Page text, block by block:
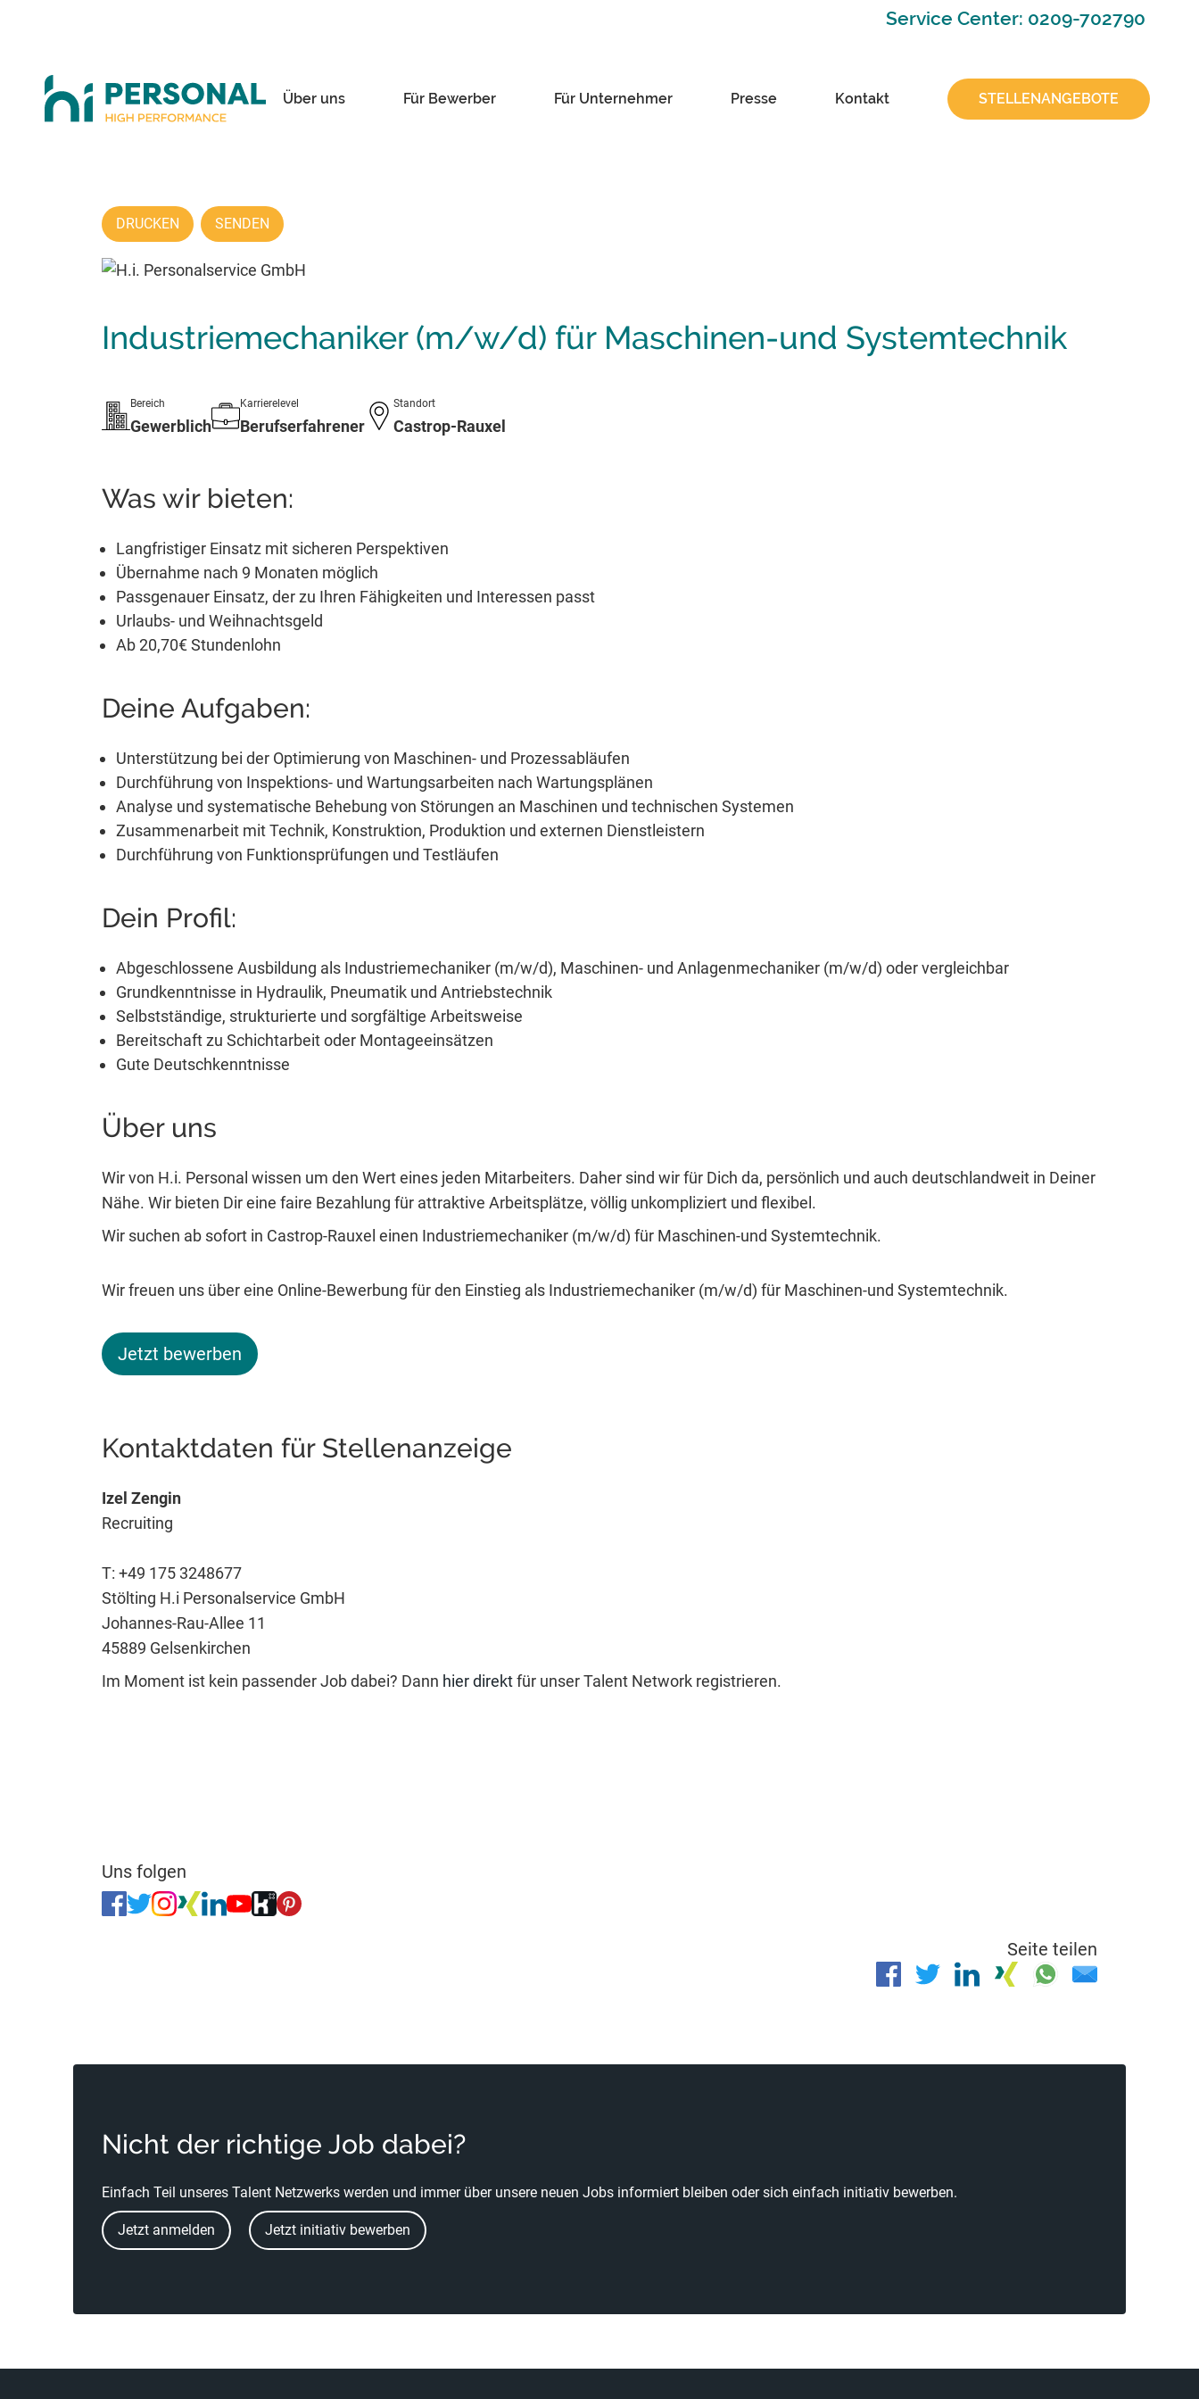
Service Center: 0209-702790
Über uns Für Bewerber Für Unternehmer Presse Kontakt STELLENANGEBOTE
DRUCKEN SENDEN
Industriemechaniker (m/w/d) für Maschinen-und Systemtechnik
Bereich
Gewerblich
Karrierelevel
Berufserfahrener
Standort
Castrop-Rauxel
Was wir bieten:
Langfristiger Einsatz mit sicheren Perspektiven
Übernahme nach 9 Monaten möglich
Passgenauer Einsatz, der zu Ihren Fähigkeiten und Interessen passt
Urlaubs- und Weihnachtsgeld
Ab 20,70€ Stundenlohn
Deine Aufgaben:
Unterstützung bei der Optimierung von Maschinen- und Prozessabläufen
Durchführung von Inspektions- und Wartungsarbeiten nach Wartungsplänen
Analyse und systematische Behebung von Störungen an Maschinen und technischen Systemen
Zusammenarbeit mit Technik, Konstruktion, Produktion und externen Dienstleistern
Durchführung von Funktionsprüfungen und Testläufen
Dein Profil:
Abgeschlossene Ausbildung als Industriemechaniker (m/w/d), Maschinen- und Anlagenmechaniker (m/w/d) oder vergleichbar
Grundkenntnisse in Hydraulik, Pneumatik und Antriebstechnik
Selbstständige, strukturierte und sorgfältige Arbeitsweise
Bereitschaft zu Schichtarbeit oder Montageeinsätzen
Gute Deutschkenntnisse
Über uns
Wir von H.i. Personal wissen um den Wert eines jeden Mitarbeiters. Daher sind wir für Dich da, persönlich und auch deutschlandweit in Deiner
Nähe. Wir bieten Dir eine faire Bezahlung für attraktive Arbeitsplätze, völlig unkompliziert und flexibel.
Wir suchen ab sofort in Castrop-Rauxel einen Industriemechaniker (m/w/d) für Maschinen-und Systemtechnik.
Wir freuen uns über eine Online-Bewerbung für den Einstieg als Industriemechaniker (m/w/d) für Maschinen-und Systemtechnik.
Jetzt bewerben
Kontaktdaten für Stellenanzeige
Izel Zengin
Recruiting
T: +49 175 3248677
Stölting H.i Personalservice GmbH
Johannes-Rau-Allee 11
45889 Gelsenkirchen
Im Moment ist kein passender Job dabei? Dann hier direktfür unser Talent Network registrieren.
Uns folgen
Seite teilen
Nicht der richtige Job dabei?
Einfach Teil unseres Talent Netzwerks werden und immer über unsere neuen Jobs informiert bleiben oder sich einfach initiativ bewerben.
Jetzt anmelden Jetzt initiativ bewerben